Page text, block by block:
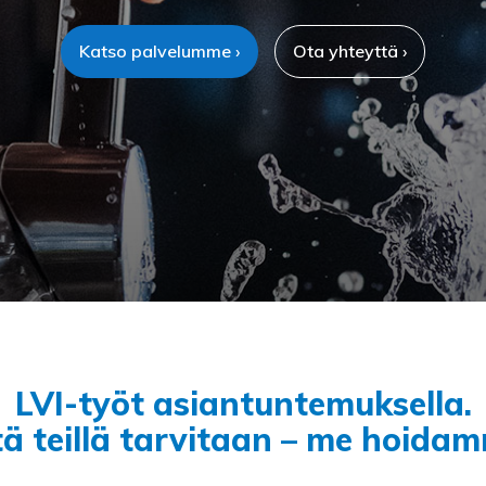
Katso palvelumme › Ota yhteyttä ›
LVI-työt asiantuntemuksella.
teillä tarvitaan – me